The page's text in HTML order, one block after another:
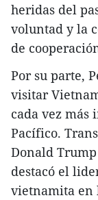
heridas del
voluntad y la
de
Por su parte,
visitar
cada vez
Pacífico.
Donald
destacó el
vietnamita en